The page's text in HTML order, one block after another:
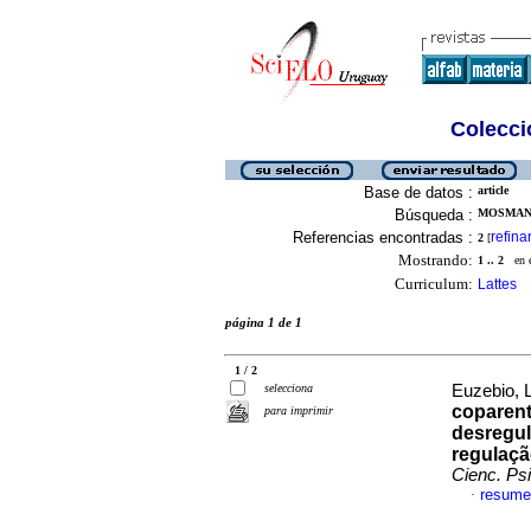
Base de datos : article
Búsqueda :
Referencias encontradas : 2 [refinar
Mostrando: 1 .. 2 en
Curriculum: Lattes
página 1 de 1
1 / 2
selecciona
para imprimir
Euzebio,
Cienc.
·